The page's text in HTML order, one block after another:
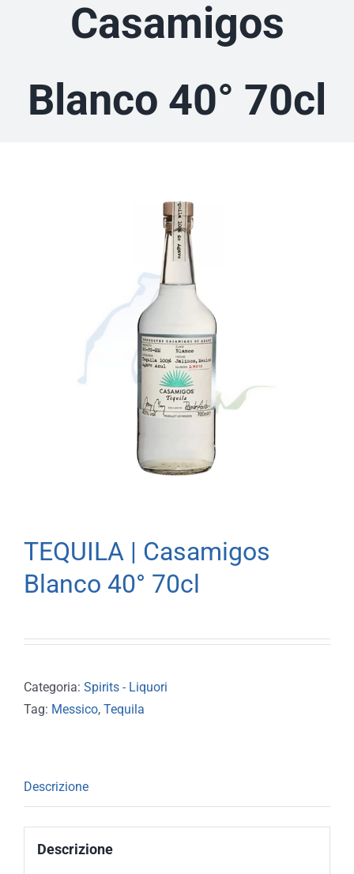
Casamigos
Blanco 40° 70cl
TEQUILA | Casamigos
Blanco 40° 70cl
Categoria: Spirits - Liquori
Tag: Messico, Tequila
Descrizione
Descrizione